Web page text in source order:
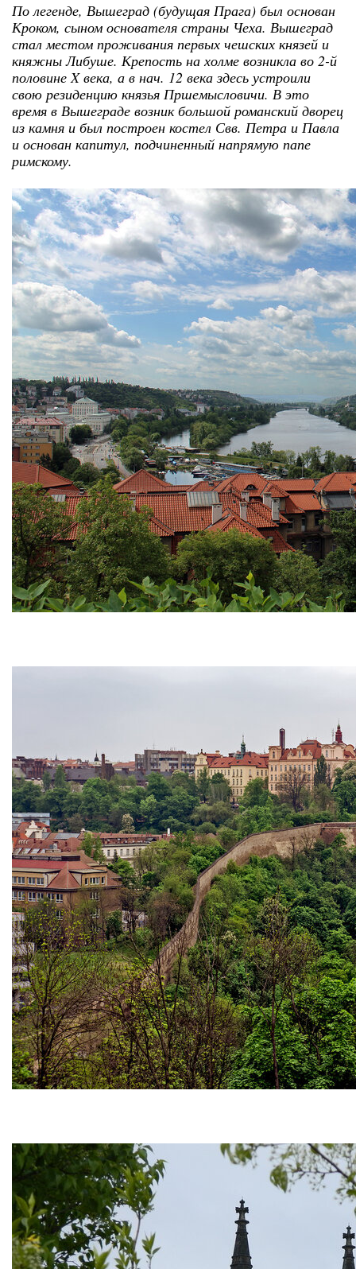
По легенде, Вышеград (будущая Прага) был основан
Кроком, сыном основателя страны Чеха. Вышеград
стал местом проживания первых чешских князей и
княжны Либуше. Крепость на холме возникла во 2-й
половине X века, а в нач. 12 века здесь устроили
свою резиденцию князья Пршемысловичи. В это
время в Вышеграде возник большой романский дворец
из камня и был построен костел Свв. Петра и Павла
и основан капитул, подчиненный напрямую папе
римскому.